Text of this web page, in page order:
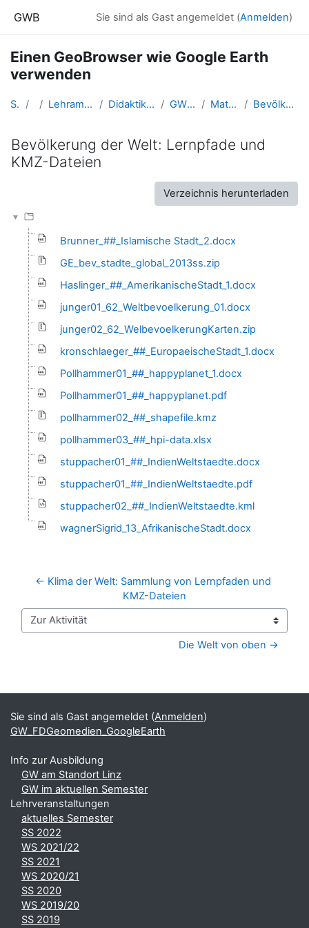
GWB Sie sind als Gast angemeldet (Anmelden)
Einen GeoBrowser wie Google Earth
verwenden
Startseite Kurse Lehramtsausbildung GW im Cluster Österreich Mitte Didaktik der Geo- und Wirtschaftsmedien (GW B 5.2) GW_FDGeomedien_GoogleEarth Materialsammlung zu Google Earth Bevölkerung der Welt: Lernpfade und KMZ-Dateien
Bevölkerung der Welt: Lernpfade und
KMZ-Dateien
Verzeichnis herunterladen
Brunner_##_Islamische Stadt_2.docx
GE_bev_stadte_global_2013ss.zip
Haslinger_##_AmerikanischeStadt_1.docx
junger01_62_Weltbevoelkerung_01.docx
junger02_62_WelbevoelkerungKarten.zip
kronschlaeger_##_EuropaeischeStadt_1.docx
Pollhammer01_##_happyplanet_1.docx
Pollhammer01_##_happyplanet.pdf
pollhammer02_##_shapefile.kmz
pollhammer03_##_hpi-data.xlsx
stuppacher01_##_IndienWeltstaedte.docx
stuppacher01_##_IndienWeltstaedte.pdf
stuppacher02_##_IndienWeltstaedte.kml
wagnerSigrid_13_AfrikanischeStadt.docx
← Klima der Welt: Sammlung von Lernpfaden und
KMZ-Dateien
Zur Aktivität
Die Welt von oben →
Ergänzungsblöcke
Sie sind als Gast angemeldet (Anmelden)
GW_FDGeomedien_GoogleEarth
Info zur Ausbildung
GW am Standort Linz
GW im aktuellen Semester
Lehrveranstaltungen
aktuelles Semester
SS 2022
WS 2021/22
SS 2021
WS 2020/21
SS 2020
WS 2019/20
SS 2019